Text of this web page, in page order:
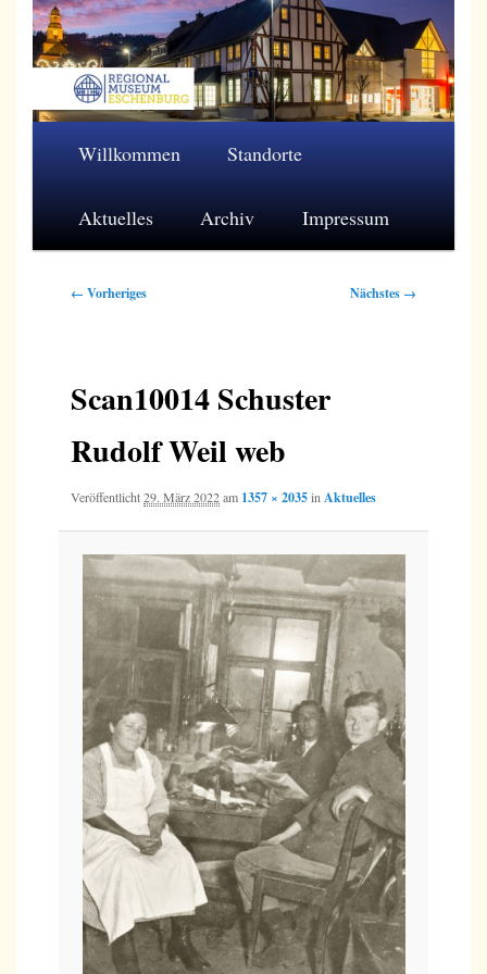
Zum
primären
Inhalt
Regionalmuseum Eschenburg e.V.
Willkommen Standorte
Aktuelles Archiv Impressum
Bilder-
← Vorheriges Nächstes →
Scan10014 Schuster
Rudolf Weil web
Veröffentlicht29. März 2022am 1357 × 2035in Aktuelles